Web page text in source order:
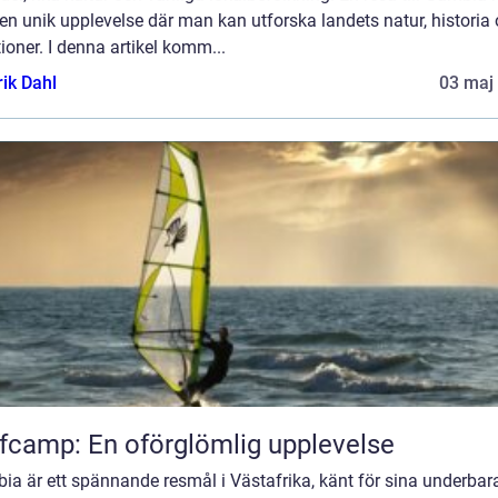
unik upplevelse där man kan utforska landets natur, historia
I denna artikel komm...
Dahl
03 maj
En oförglömlig upplevelse
är ett spännande resmål i Västafrika, känt för sina